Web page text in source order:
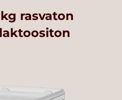
rasvaton